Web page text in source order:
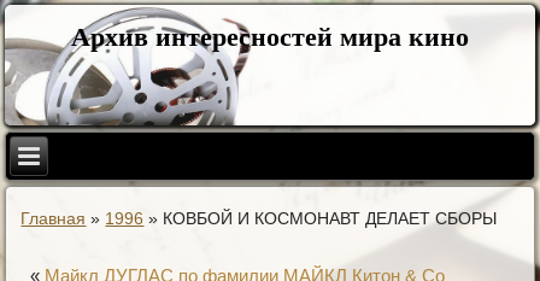
Архив интересностей мира кино
Главная » 1996 » КОВБОЙ И КОСМОНАВТ ДЕЛАЕТ СБОРЫ
« Майкл ДУГЛАС по фамилии МАЙКЛ Китон & Со